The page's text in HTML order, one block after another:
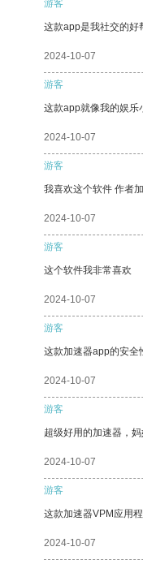
游客
这款app是我社交的好
2024-10-07
游客
这款app就像我的娱乐
2024-10-07
游客
我喜欢这个软件 作者
2024-10-07
游客
这个软件我非常喜欢
2024-10-07
游客
这款加速器app的安全
2024-10-07
游客
超级好用的加速器，
2024-10-07
游客
这款加速器VPM应用
2024-10-07